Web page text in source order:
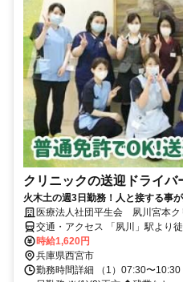
クリニックの送迎ドライバ
火木土の週3日勤務！人と接する事
医療法人社団平生会 夙川宮本ク
交通・アクセス 「夙川」駅より
時給1,620円
兵庫県西宮市
勤務時間詳細 （1）07:30〜